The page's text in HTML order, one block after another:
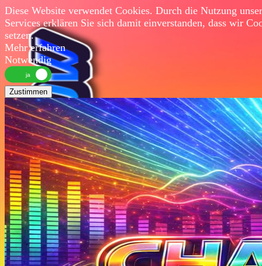
Diese Website verwendet Cookies. Durch die Nutzung
Services erklären Sie sich damit einverstanden, dass wir
setzen.
Mehr erfahren
Notwendig
Zustimmen